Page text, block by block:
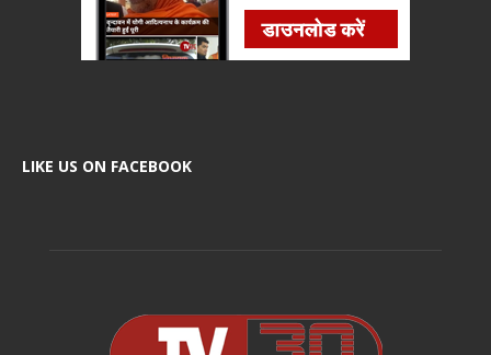
LIKE US ON FACEBOOK